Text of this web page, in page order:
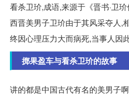
看杀卫玠,成语,来源于《晋书·卫
西晋美男子卫玠由于其风采夺人,
终因心理压力大而病死,当事人因
掷果盈车与看杀卫玠的故事
讲的都是中国古代有名的美男子